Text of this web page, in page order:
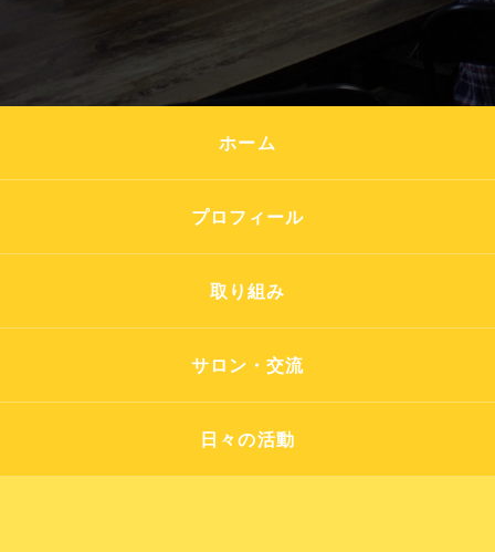
ホーム
プロフィール
取り組み
サロン・交流
日々の活動